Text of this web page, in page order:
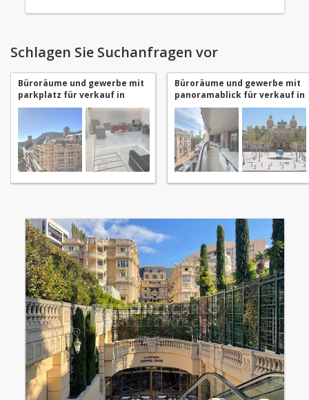
Schlagen Sie Suchanfragen vor
Büroräume und gewerbe mit
parkplatz für verkauf in
Monaco Carré d'Or
Büroräume und gewerbe mit
panoramablick für verkauf in
Monaco Carré d'Or